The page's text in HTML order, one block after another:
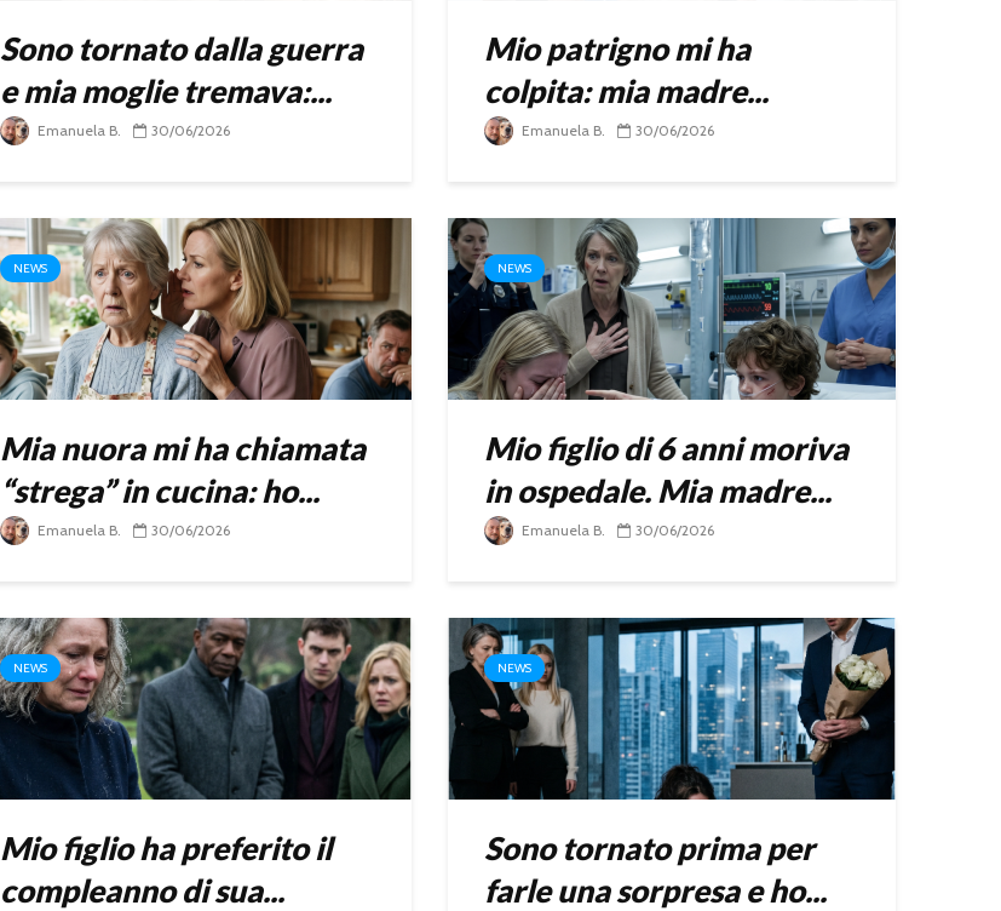
Sono tornato dalla guerra
e mia moglie tremava:...
Emanuela B. 30/06/2026
Mio patrigno mi ha
colpita: mia madre...
Emanuela B. 30/06/2026
NEWS
Mia nuora mi ha chiamata
“strega” in cucina: ho...
Emanuela B. 30/06/2026
NEWS
Mio figlio di 6 anni moriva
in ospedale. Mia madre...
Emanuela B. 30/06/2026
NEWS
Mio figlio ha preferito il
compleanno di sua...
NEWS
Sono tornato prima per
farle una sorpresa e ho...